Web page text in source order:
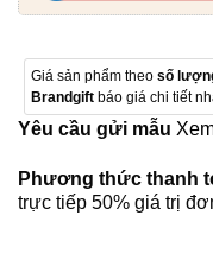
Giá sản phẩm theo số
Brandgift báo giá chi tiết
Yêu cầu gửi mẫu
Phương thức thanh
trực tiếp 50% giá trị